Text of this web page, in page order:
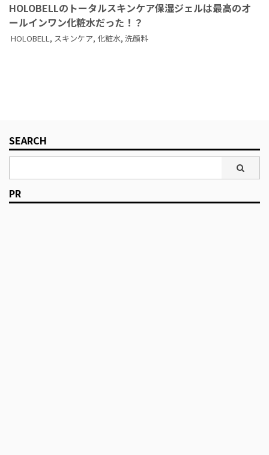
HOLOBELLのトータルスキンケア保湿ジェルは最高のオ
ールインワン化粧水だった！？
HOLOBELL, スキンケア, 化粧水, 洗顔料
SEARCH
PR